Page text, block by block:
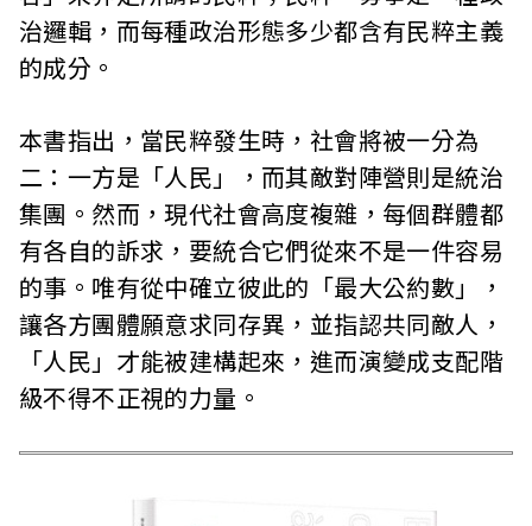
治邏輯，而每種政治形態多少都含有民粹主義
的成分。
本書指出，當民粹發生時，社會將被一分為
二：一方是「人民」，而其敵對陣營則是統治
集團。然而，現代社會高度複雜，每個群體都
有各自的訴求，要統合它們從來不是一件容易
的事。唯有從中確立彼此的「最大公約數」，
讓各方團體願意求同存異，並指認共同敵人，
「人民」才能被建構起來，進而演變成支配階
級不得不正視的力量。